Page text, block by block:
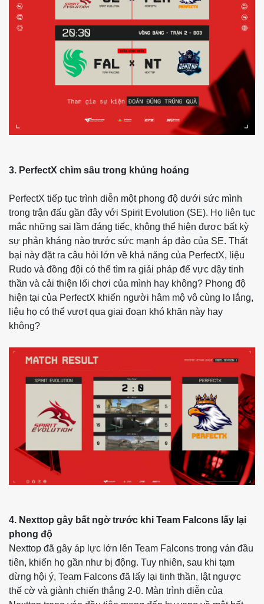
3. PerfectX chìm sâu trong khủng hoảng
PerfectX tiếp tục trình diễn một phong độ dưới sức mình
trong trận đấu gần đây với Spirit Evolution (SE). Họ liên tục
mắc những sai lầm đáng tiếc, không thể hiện được bất kỳ
sự phản kháng nào trước sức mạnh áp đảo của SE. Thất
bại này đặt ra câu hỏi lớn về khả năng của PerfectX, liệu
Rudo và đồng đội có thể tìm ra giải pháp để vực dậy tinh
thần và cải thiện lối chơi của mình hay không? Phong độ
hiện tại của PerfectX khiến người hâm mộ vô cùng lo lắng,
liệu họ có thể vượt qua giai đoạn khó khăn này hay
không?
4. Nexttop gây bất ngờ trước khi Team Falcons lấy lại
phong độ
Nexttop đã gây áp lực lớn lên Team Falcons trong ván đầu
tiên, khiến họ gần như bị động. Tuy nhiên, sau khi tạm
dừng hội ý, Team Falcons đã lấy lại tinh thần, lật ngược
thế cờ và giành chiến thắng 2-0. Màn trình diễn của